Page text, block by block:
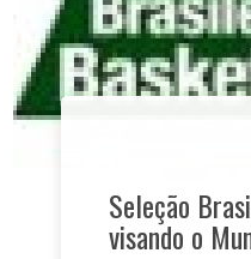
Seleção
visando o